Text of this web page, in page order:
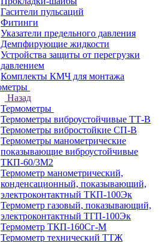
Гасители пульсаций
Фитинги
Указатели предельного давления
Демпфирующие жидкости
Устройства защиты от перегрузки
давлением
Комплекты КМЧ для монтажа
Назад
Термометры
Термометры виброустойчивые ТТ-В
Термометры вибростойкие СП-В
Термометры манометрические
показывающие виброустойчивые
ТКП-60/3М2
Термометр манометрический,
конденсационный, показывающий,
электроконтактный ТКП-100Эк
Термометр газовый, показывающий,
электроконтактный ТГП-100Эк
Термометр ТКП-160Сг-М
Термометр технический ТТЖ